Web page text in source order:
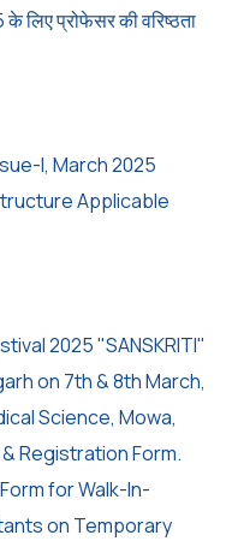
के लिए प्रोफेसर की वरिष्ठता
I, March 2025
Applicable
2025 "SANSKRITI"
on 7th & 8th March,
Science, Mowa,
Registration Form.
for Walk-In-
on Temporary